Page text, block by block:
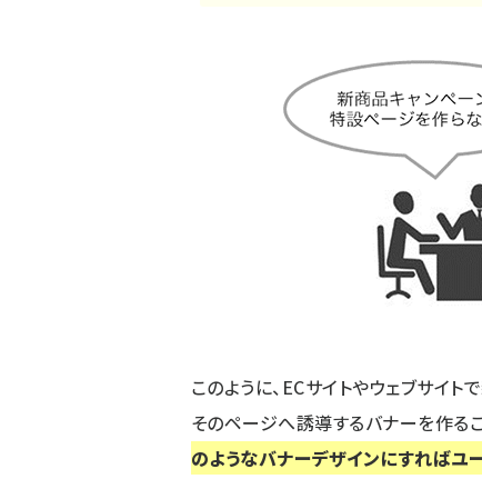
このように、ECサイトやウェブサイ
そのページへ誘導するバナーを作る
のようなバナーデザインにすればユ